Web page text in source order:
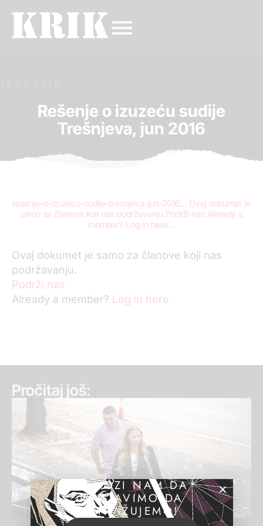
14.09.2016.
Rešenje o izuzeću sudije
Trešnjeva, jun 2016
resenje-o-izuzecu-sudije-tresnjeva-jun-2016… Ovaj dokumet je
samo za članove koji nas podržavanju.Podrži nas Already a
member? Log in here...
Ovaj dokumet je samo za članove koji nas
podržavanju.
Podrži nas
Already a member? Log in here
Pročitaj još:
POMOZI NAM DA
NASTAVIMO DA
ISTRAŽUJEMO!